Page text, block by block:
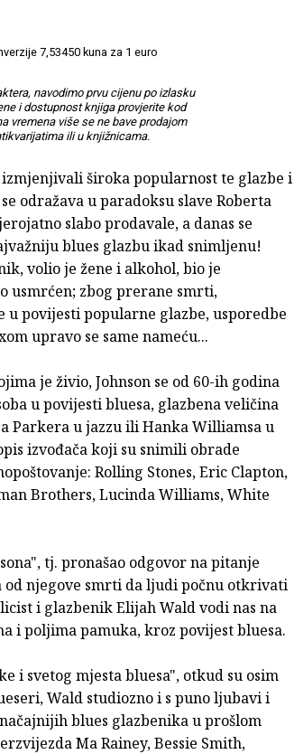
7,53450 kuna za 1 euro
navodimo prvu cijenu po izlasku
i dostupnost knjiga provjerite kod
vremena više se ne bave prodajom
ili u knjižnicama.
široka popularnost te glazbe i
odražava u paradoksu slave Roberta
slabo prodavale, a danas se
blues glazbu ikad snimljenu!
volio je žene i alkohol, bio je
usmrćen; zbog prerane smrti,
povijesti popularne glazbe, usporedbe
upravo se same nameću...
je živio, Johnson se od 60-ih godina
u povijesti bluesa, glazbena veličina
Parkera u jazzu ili Hanka Williamsa u
izvođača koji su snimili obrade
Rolling Stones, Eric Clapton,
Brothers, Lucinda Williams, White
tj. pronašao odgovor na pitanje
od njegove smrti da ljudi počnu otkrivati
i glazbenik Elijah Wald vodi nas na
i poljima pamuka, kroz povijest bluesa.
i svetog mjesta bluesa", otkud su osim
Wald studiozno i s puno ljubavi i
blues glazbenika u prošlom
Ma Rainey, Bessie Smith,